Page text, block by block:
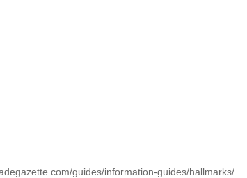
guides/information-guides/hallmarks/